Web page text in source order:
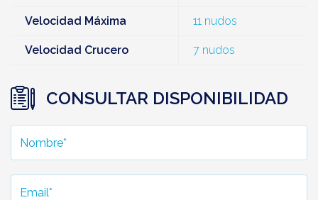
Velocidad Máxima 11 nudos
Velocidad Crucero 7 nudos
CONSULTAR DISPONIBILIDAD